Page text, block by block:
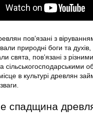
пов’язані з
природні боги та
свята, пов’язані з
сільськогосподарськими
в культурі древлян
спадщина